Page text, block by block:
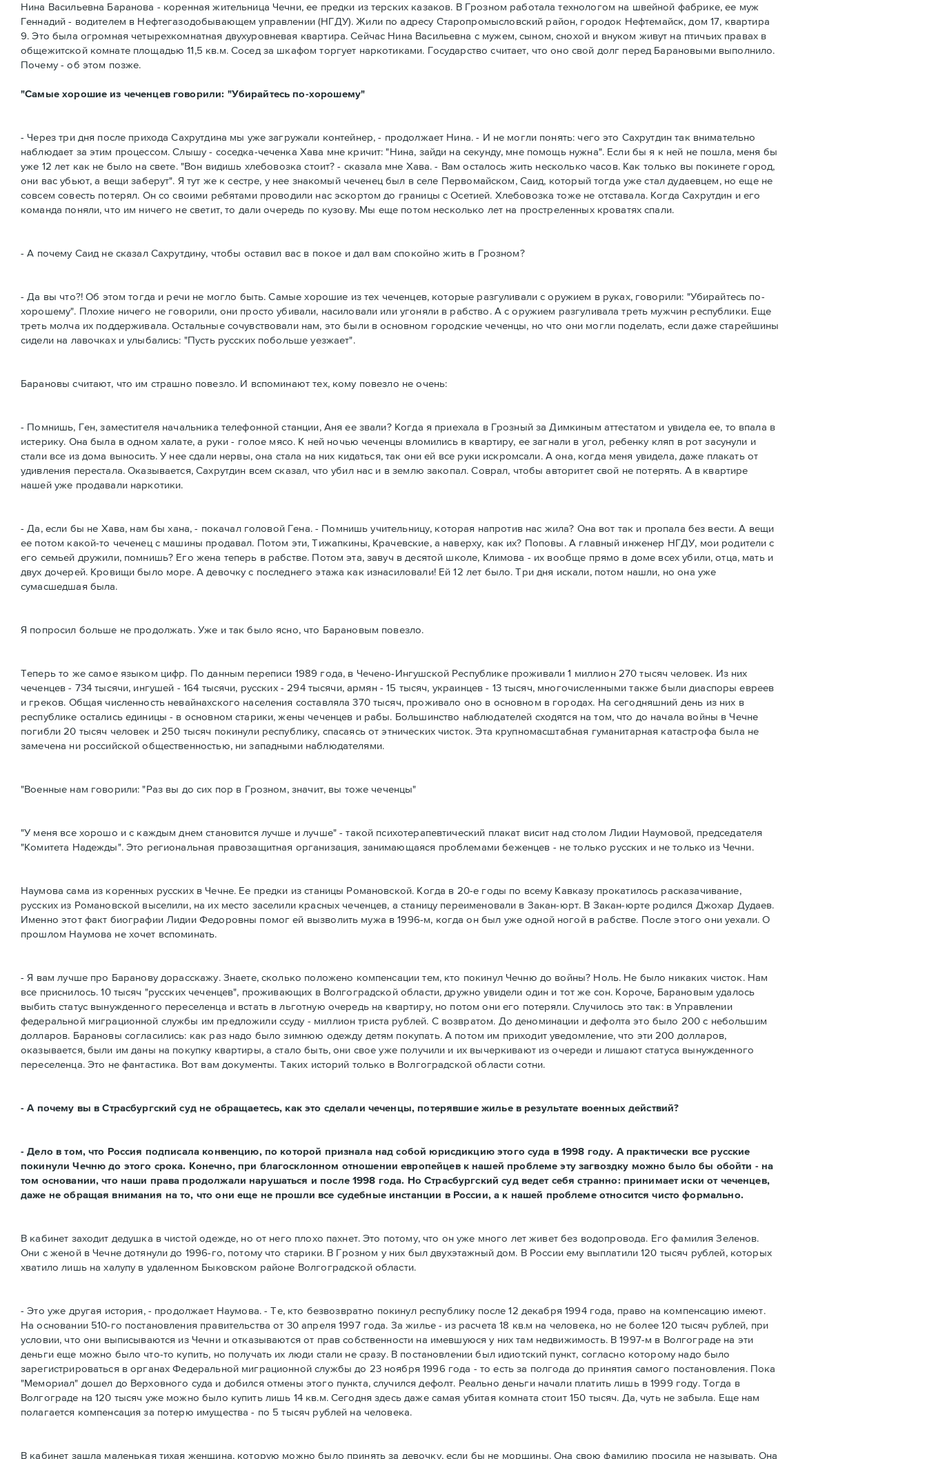
Нина Васильевна Баранова - коренная жительница Чечни, ее предки из терских казаков. В Грозном работала технологом на швейной фабрике, ее муж
Геннадий - водителем в Нефтегазодобывающем управлении (НГДУ). Жили по адресу Старопромысловский район, городок Нефтемайск, дом 17, квартира
9. Это была огромная четырехкомнатная двухуровневая квартира. Сейчас Нина Васильевна с мужем, сыном, снохой и внуком живут на птичьих правах в
общежитской комнате площадью 11,5 кв.м. Сосед за шкафом торгует наркотиками. Государство считает, что оно свой долг перед Барановыми выполнило.
Почему - об этом позже.
"Самые хорошие из чеченцев говорили: "Убирайтесь по-хорошему"
- Через три дня после прихода Сахрутдина мы уже загружали контейнер, - продолжает Нина. - И не могли понять: чего это Сахрутдин так внимательно
наблюдает за этим процессом. Слышу - соседка-чеченка Хава мне кричит: "Нина, зайди на секунду, мне помощь нужна". Если бы я к ней не пошла, меня бы
уже 12 лет как не было на свете. "Вон видишь хлебовозка стоит? - сказала мне Хава. - Вам осталось жить несколько часов. Как только вы покинете город,
они вас убьют, а вещи заберут". Я тут же к сестре, у нее знакомый чеченец был в селе Первомайском, Саид, который тогда уже стал дудаевцем, но еще не
совсем совесть потерял. Он со своими ребятами проводили нас эскортом до границы с Осетией. Хлебовозка тоже не отставала. Когда Сахрутдин и его
команда поняли, что им ничего не светит, то дали очередь по кузову. Мы еще потом несколько лет на простреленных кроватях спали.
- А почему Саид не сказал Сахрутдину, чтобы оставил вас в покое и дал вам спокойно жить в Грозном?
- Да вы что?! Об этом тогда и речи не могло быть. Самые хорошие из тех чеченцев, которые разгуливали с оружием в руках, говорили: "Убирайтесь по-
хорошему". Плохие ничего не говорили, они просто убивали, насиловали или угоняли в рабство. А с оружием разгуливала треть мужчин республики. Еще
треть молча их поддерживала. Остальные сочувствовали нам, это были в основном городские чеченцы, но что они могли поделать, если даже старейшины
сидели на лавочках и улыбались: "Пусть русских побольше уезжает".
Барановы считают, что им страшно повезло. И вспоминают тех, кому повезло не очень:
- Помнишь, Ген, заместителя начальника телефонной станции, Аня ее звали? Когда я приехала в Грозный за Димкиным аттестатом и увидела ее, то впала в
истерику. Она была в одном халате, а руки - голое мясо. К ней ночью чеченцы вломились в квартиру, ее загнали в угол, ребенку кляп в рот засунули и
стали все из дома выносить. У нее сдали нервы, она стала на них кидаться, так они ей все руки искромсали. А она, когда меня увидела, даже плакать от
удивления перестала. Оказывается, Сахрутдин всем сказал, что убил нас и в землю закопал. Соврал, чтобы авторитет свой не потерять. А в квартире
нашей уже продавали наркотики.
- Да, если бы не Хава, нам бы хана, - покачал головой Гена. - Помнишь учительницу, которая напротив нас жила? Она вот так и пропала без вести. А вещи
ее потом какой-то чеченец с машины продавал. Потом эти, Тижапкины, Крачевские, а наверху, как их? Поповы. А главный инженер НГДУ, мои родители с
его семьей дружили, помнишь? Его жена теперь в рабстве. Потом эта, завуч в десятой школе, Климова - их вообще прямо в доме всех убили, отца, мать и
двух дочерей. Кровищи было море. А девочку с последнего этажа как изнасиловали! Ей 12 лет было. Три дня искали, потом нашли, но она уже
сумасшедшая была.
Я попросил больше не продолжать. Уже и так было ясно, что Барановым повезло.
Теперь то же самое языком цифр. По данным переписи 1989 года, в Чечено-Ингушской Республике проживали 1 миллион 270 тысяч человек. Из них
чеченцев - 734 тысячи, ингушей - 164 тысячи, русских - 294 тысячи, армян - 15 тысяч, украинцев - 13 тысяч, многочисленными также были диаспоры евреев
и греков. Общая численность невайнахского населения составляла 370 тысяч, проживало оно в основном в городах. На сегодняшний день из них в
республике остались единицы - в основном старики, жены чеченцев и рабы. Большинство наблюдателей сходятся на том, что до начала войны в Чечне
погибли 20 тысяч человек и 250 тысяч покинули республику, спасаясь от этнических чисток. Эта крупномасштабная гуманитарная катастрофа была не
замечена ни российской общественностью, ни западными наблюдателями.
"Военные нам говорили: "Раз вы до сих пор в Грозном, значит, вы тоже чеченцы"
"У меня все хорошо и с каждым днем становится лучше и лучше" - такой психотерапевтический плакат висит над столом Лидии Наумовой, председателя
"Комитета Надежды". Это региональная правозащитная организация, занимающаяся проблемами беженцев - не только русских и не только из Чечни.
Наумова сама из коренных русских в Чечне. Ее предки из станицы Романовской. Когда в 20-е годы по всему Кавказу прокатилось расказачивание,
русских из Романовской выселили, на их место заселили красных чеченцев, а станицу переименовали в Закан-юрт. В Закан-юрте родился Джохар Дудаев.
Именно этот факт биографии Лидии Федоровны помог ей вызволить мужа в 1996-м, когда он был уже одной ногой в рабстве. После этого они уехали. О
прошлом Наумова не хочет вспоминать.
- Я вам лучше про Баранову дорасскажу. Знаете, сколько положено компенсации тем, кто покинул Чечню до войны? Ноль. Не было никаких чисток. Нам
все приснилось. 10 тысяч "русских чеченцев", проживающих в Волгоградской области, дружно увидели один и тот же сон. Короче, Барановым удалось
выбить статус вынужденного переселенца и встать в льготную очередь на квартиру, но потом они его потеряли. Случилось это так: в Управлении
федеральной миграционной службы им предложили ссуду - миллион триста рублей. С возвратом. До деноминации и дефолта это было 200 с небольшим
долларов. Барановы согласились: как раз надо было зимнюю одежду детям покупать. А потом им приходит уведомление, что эти 200 долларов,
оказывается, были им даны на покупку квартиры, а стало быть, они свое уже получили и их вычеркивают из очереди и лишают статуса вынужденного
переселенца. Это не фантастика. Вот вам документы. Таких историй только в Волгоградской области сотни.
- А почему вы в Страсбургский суд не обращаетесь, как это сделали чеченцы, потерявшие жилье в результате военных действий?
- Дело в том, что Россия подписала конвенцию, по которой признала над собой юрисдикцию этого суда в 1998 году. А практически все русские
покинули Чечню до этого срока. Конечно, при благосклонном отношении европейцев к нашей проблеме эту загвоздку можно было бы обойти - на
том основании, что наши права продолжали нарушаться и после 1998 года. Но Страсбургский суд ведет себя странно: принимает иски от чеченцев,
даже не обращая внимания на то, что они еще не прошли все судебные инстанции в России, а к нашей проблеме относится чисто формально.
В кабинет заходит дедушка в чистой одежде, но от него плохо пахнет. Это потому, что он уже много лет живет без водопровода. Его фамилия Зеленов.
Они с женой в Чечне дотянули до 1996-го, потому что старики. В Грозном у них был двухэтажный дом. В России ему выплатили 120 тысяч рублей, которых
хватило лишь на халупу в удаленном Быковском районе Волгоградской области.
- Это уже другая история, - продолжает Наумова. - Те, кто безвозвратно покинул республику после 12 декабря 1994 года, право на компенсацию имеют.
На основании 510-го постановления правительства от 30 апреля 1997 года. За жилье - из расчета 18 кв.м на человека, но не более 120 тысяч рублей, при
условии, что они выписываются из Чечни и отказываются от прав собственности на имевшуюся у них там недвижимость. В 1997-м в Волгограде на эти
деньги еще можно было что-то купить, но получать их люди стали не сразу. В постановлении был идиотский пункт, согласно которому надо было
зарегистрироваться в органах Федеральной миграционной службы до 23 ноября 1996 года - то есть за полгода до принятия самого постановления. Пока
"Мемориал" дошел до Верховного суда и добился отмены этого пункта, случился дефолт. Реально деньги начали платить лишь в 1999 году. Тогда в
Волгограде на 120 тысяч уже можно было купить лишь 14 кв.м. Сегодня здесь даже самая убитая комната стоит 150 тысяч. Да, чуть не забыла. Еще нам
полагается компенсация за потерю имущества - по 5 тысяч рублей на человека.
В кабинет зашла маленькая тихая женщина, которую можно было принять за девочку, если бы не морщины. Она свою фамилию просила не называть. Она